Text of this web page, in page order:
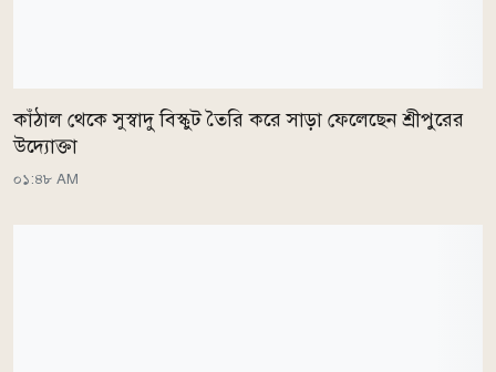
কাঁঠাল থেকে সুস্বাদু বিস্কুট তৈরি করে সাড়া ফেলেছেন শ্রীপুরের
উদ্যোক্তা
০১:৪৮ AM